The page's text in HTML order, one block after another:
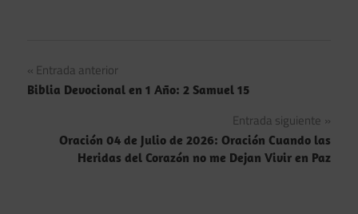
Navegación
de
entradas
Entrada anterior
Biblia Devocional en 1 Año: 2 Samuel 15
Entrada siguiente
Oración 04 de Julio de 2026: Oración Cuando las
Heridas del Corazón no me Dejan Vivir en Paz